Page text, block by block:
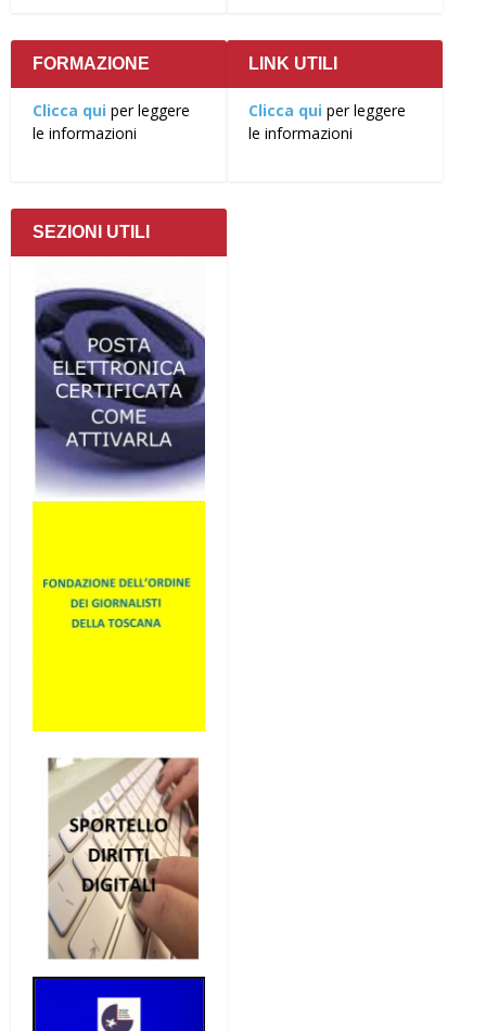
FORMAZIONE
Clicca qui per leggere
le informazioni
LINK UTILI
Clicca qui per leggere
le informazioni
SEZIONI UTILI